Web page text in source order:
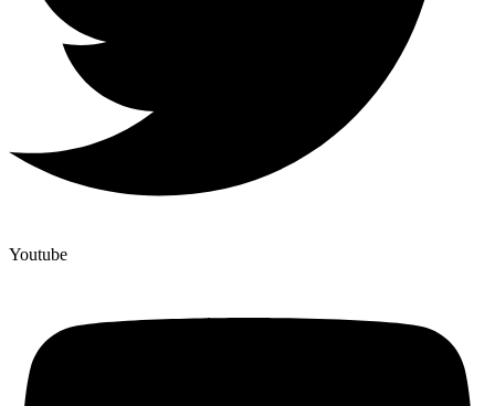
Youtube